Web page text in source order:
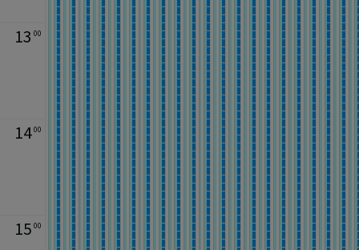
13 00
1400
15 00